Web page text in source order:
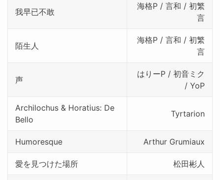
我早已不敢
海格P / 言和 / 初繁
言
陌生人
海格P / 言和 / 初繁
言
声
はりーP / 初音ミク
/ YoP
Archilochus & Horatius: De
Bello
Tyrtarion
Humoresque Arthur Grumiaux
愛を見つけた場所 松田彬人